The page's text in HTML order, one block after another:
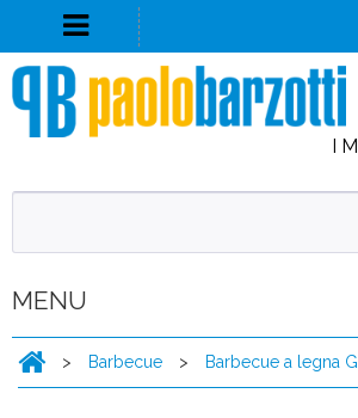
I
MENU
> Barbecue > Barbecue a legna